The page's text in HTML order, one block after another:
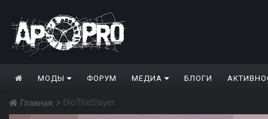
МОДЫ ФОРУМ МЕДИА БЛОГИ
Главная DioTheSlayer